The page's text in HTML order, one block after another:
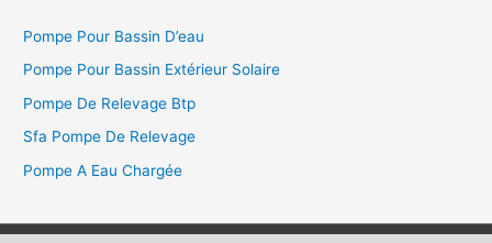
Pompe Pour Bassin D’eau
Pompe Pour Bassin Extérieur Solaire
Pompe De Relevage Btp
Sfa Pompe De Relevage
Pompe A Eau Chargée